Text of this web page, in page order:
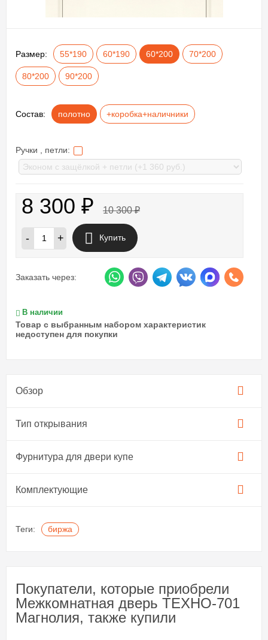
Размер: 55*190 60*190 60*200 70*200
80*200 90*200
Состав: полотно +коробка+наличники
Ручки , петли:
8 300 ₽ 10 300₽
- + Купить
Заказать через:
В наличии
Товар с выбранным набором характеристик
недоступен для покупки
Обзор
Тип открывания
Фурнитура для двери купе​
Комплектующие
Теги: биржа
Покупатели, которые приобрели
Межкомнатная дверь ТЕХНО-701
Магнолия, также купили